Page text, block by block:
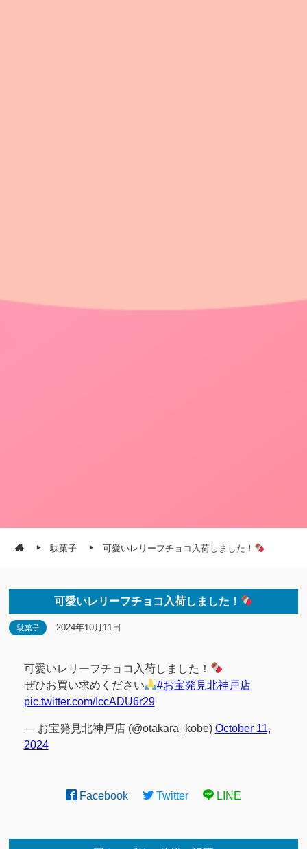
駄菓子 可愛いレリーフチョコ入荷しました！
可愛いレリーフチョコ入荷しました！
駄菓子 2024年10月11日
可愛いレリーフチョコ入荷しました！
ぜひお買い求めください
#お宝発見北神戸店
pic.twitter.com/IccADU6r29
— お宝発見北神戸店 (@otakara_kobe) October 11,
2024
Facebook Twitter LINE